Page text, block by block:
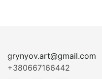
grynyov.art@gmail.com
+380667166442